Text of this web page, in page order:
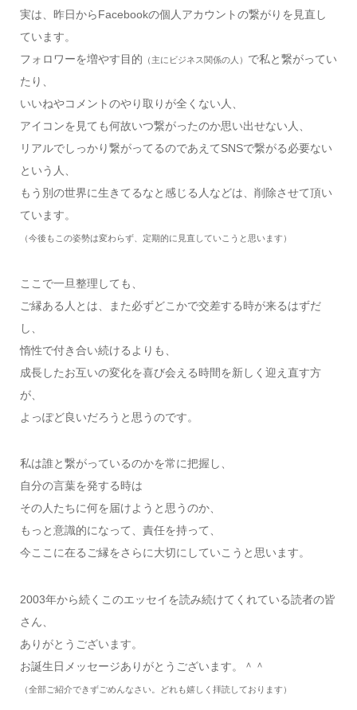
実は、昨日からFacebookの個人アカウントの繋がりを見直し
ています。
フォロワーを増やす目的 （主にビジネス関係の人） で私と繋がってい
たり、
いいねやコメントのやり取りが全くない人、
アイコンを見ても何故いつ繋がったのか思い出せない人、
リアルでしっかり繋がってるのであえてSNSで繋がる必要ない
という人、
もう別の世界に生きてるなと感じる人などは、削除させて頂い
ています。
（今後もこの姿勢は変わらず、定期的に見直していこうと思います）
ここで一旦整理しても、
ご縁ある人とは、また必ずどこかで交差する時が来るはずだ
し、
惰性で付き合い続けるよりも、
成長したお互いの変化を喜び会える時間を新しく迎え直す方
が、
よっぽど良いだろうと思うのです。
私は誰と繋がっているのかを常に把握し、
自分の言葉を発する時は
その人たちに何を届けようと思うのか、
もっと意識的になって、責任を持って、
今ここに在るご縁をさらに大切にしていこうと思います。
2003年から続くこのエッセイを読み続けてくれている読者の皆
さん、
ありがとうございます。
お誕生日メッセージありがとうございます。＾＾
（全部ご紹介できずごめんなさい。どれも嬉しく拝読しております）